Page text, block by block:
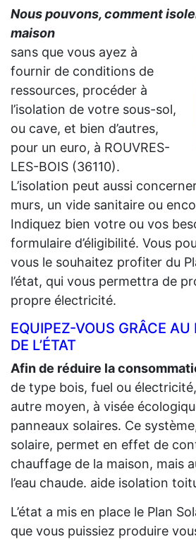
Nous pouvons, comment
maison
sans que vous ayez à
fournir de conditions de
ressources, procéder à
l’isolation de votre sous-sol,
ou cave, et bien d’autres,
pour un euro, à ROUVRES-
LES-BOIS (36110).
L’isolation peut aussi
murs, un vide sanitaire ou
Indiquez bien votre ou vos
formulaire d’éligibilité. Vous
vous le souhaitez profiter du
l’état, qui vous permettra de
propre électricité.
EQUIPEZ-VOUS GRÂCE
DE L’ÉTAT
Afin de réduire la
de type bois, fuel ou
autre moyen, à visée
panneaux solaires. Ce
solaire, permet en effet de
chauffage de la maison, mais
l’eau chaude. aide isolation
L’état a mis en place le Plan
que vous puissiez produire